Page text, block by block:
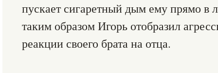
пускает сигаретный дым ему прямо в
таким образом Игорь отобразил
реакции своего брата на отца.